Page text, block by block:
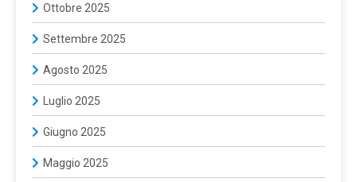
Ottobre 2025
Settembre 2025
Agosto 2025
Luglio 2025
Giugno 2025
Maggio 2025